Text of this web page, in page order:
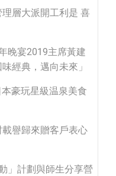
層大派開工利是 喜
晚宴2019主席黃建
經典，邁向未來」
豪玩星級温泉美食
譽歸來贈客戶表心
」計劃與師生分享營